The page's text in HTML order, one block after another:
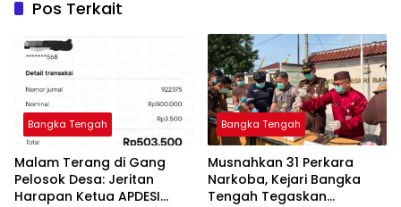
Pos Terkait
Bangka Tengah
Malam Terang di Gang
Pelosok Desa: Jeritan
Harapan Ketua APDESI
Bangka Tengah
Musnahkan 31 Perkara
Narkoba, Kejari Bangka
Tengah Tegaskan